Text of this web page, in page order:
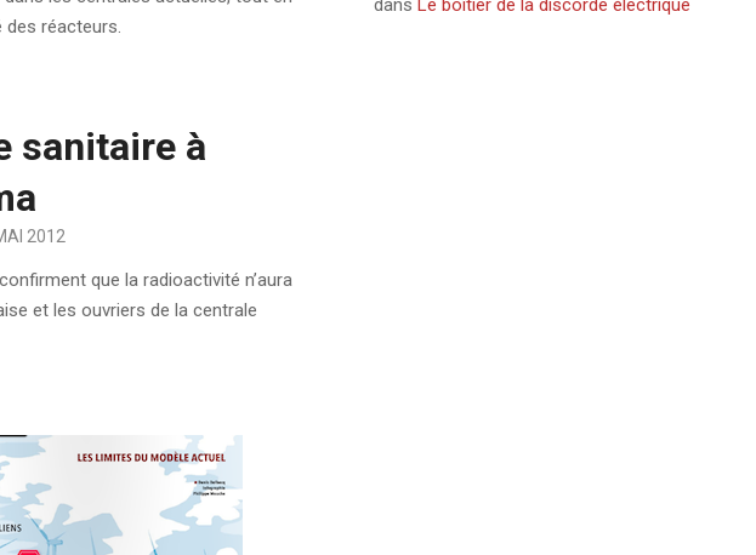
des réacteurs.
sanitaire à
2012
que la radioactivité n’aura
et les ouvriers de la centrale
dans Le boîtier de la discorde électrique